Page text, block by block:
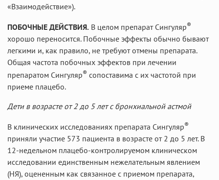
«Взаимодействие»).
ПОБОЧНЫЕ ДЕЙСТВИЯ. В целом препарат Сингуляр®
хорошо переносится. Побочные эффекты обычно бывают
легкими и, как правило, не требуют отмены препарата.
Общая частота побочных эффектов при лечении
препаратом Сингуляр® сопоставима с их частотой при
приеме плацебо.
Дети в возрасте от 2 до 5 лет с бронхиальной астмой
В клинических исследованиях препарата Сингуляр®
приняли участие 573 пациента в возрасте от 2 до 5 лет. В
12-недельном плацебо-контролируемом клиническом
исследовании единственным нежелательным явлением
(НЯ), оцененным как связанное с приемом препарата,